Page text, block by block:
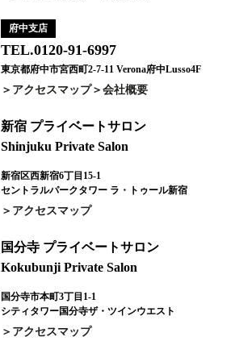
府中支店
TEL.0120-91-6997
東京都府中市宮西町2-7-11 Verona府中Lusso4F
アクセスマップ 会社概要
新宿 プライベートサロン
Shinjuku Private Salon
新宿区西新宿6丁目15-1
セントラルパークタワー ラ・トゥール新宿
アクセスマップ
国分寺 プライベートサロン
Kokubunji Private Salon
国分寺市本町3丁目1-1
シティタワー国分寺ザ・ツインウエスト
アクセスマップ